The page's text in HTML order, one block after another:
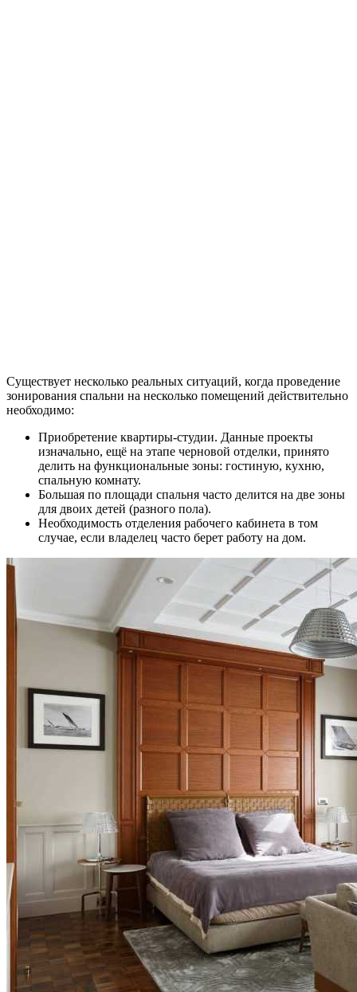
Существует несколько реальных ситуаций, когда проведение
зонирования спальни на несколько помещений действительно
необходимо:
Приобретение квартиры-студии. Данные проекты
изначально, ещё на этапе черновой отделки, принято
делить на функциональные зоны: гостиную, кухню,
спальную комнату.
Большая по площади спальня часто делится на две зоны
для двоих детей (разного пола).
Необходимость отделения рабочего кабинета в том
случае, если владелец часто берет работу на дом.